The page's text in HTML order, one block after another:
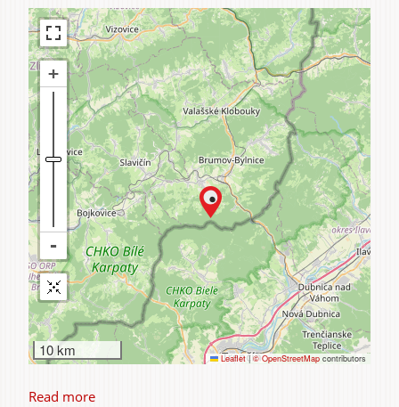
10 km Leaflet | © OpenStreetMap contributors
Read more